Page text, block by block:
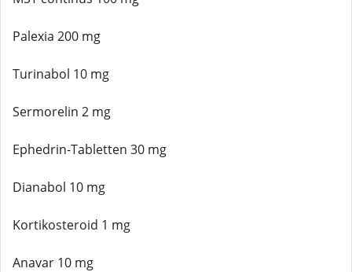
Palexia 200 mg
Turinabol 10 mg
Sermorelin 2 mg
Ephedrin-Tabletten 30 mg
Dianabol 10 mg
Kortikosteroid 1 mg
Anavar 10 mg